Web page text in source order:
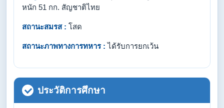
หนัก 51 กก. สัญชาติไทย
สถานะสมรส : โสด
สถานะภาพทางการทหาร : ได้รับการยกเว้น
ประวัติการศึกษา